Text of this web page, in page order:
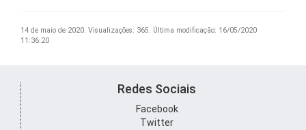
14 de maio de 2020. Visualizações: 365. Última modificação: 16/05/2020
11:36:20
Redes Sociais
Facebook
Twitter